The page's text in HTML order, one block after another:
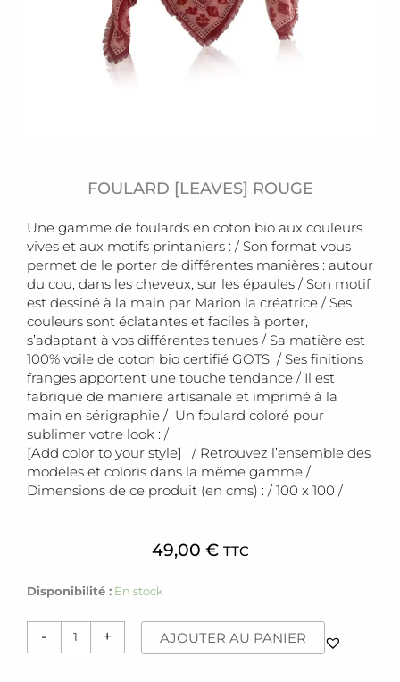
FOULARD [LEAVES] ROUGE
Une gamme de foulards en coton bio aux couleurs
vives et aux motifs printaniers : / Son format vous
permet de le porter de différentes manières : autour
du cou, dans les cheveux, sur les épaules / Son motif
est dessiné à la main par Marion la créatrice / Ses
couleurs sont éclatantes et faciles à porter,
s’adaptant à vos différentes tenues / Sa matière est
100% voile de coton bio certifié GOTS / Ses finitions
franges apportent une touche tendance / Il est
fabriqué de manière artisanale et imprimé à la
main en sérigraphie / Un foulard coloré pour
sublimer votre look : /
[Add color to your style] : / Retrouvez l’ensemble des
modèles et coloris dans la même gamme /
Dimensions de ce produit (en cms) : / 100 x 100 /
49,00 € TTC
Disponibilité : En stock
-
quantité
+ AJOUTER AU PANIER